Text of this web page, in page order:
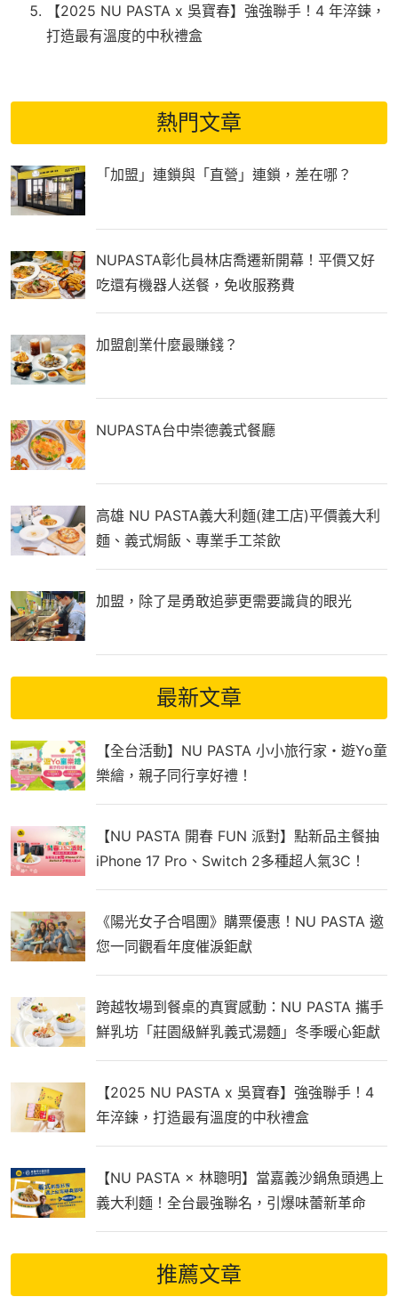
【2025 NU PASTA x 吳寶春】強強聯手！4 年淬鍊，
打造最有溫度的中秋禮盒
熱門文章
「加盟」連鎖與「直營」連鎖，差在哪？
NUPASTA彰化員林店喬遷新開幕！平價又好
吃還有機器人送餐，免收服務費
加盟創業什麼最賺錢？
NUPASTA台中崇德義式餐廳
高雄 NU PASTA義大利麵(建工店)平價義大利
麵、義式焗飯、專業手工茶飲
加盟，除了是勇敢追夢更需要識貨的眼光
最新文章
【全台活動】NU PASTA 小小旅行家・遊Yo童
樂繪，親子同行享好禮！
【NU PASTA 開春 FUN 派對】點新品主餐抽
iPhone 17 Pro、Switch 2多種超人氣3C！
《陽光女子合唱團》購票優惠！NU PASTA 邀
您一同觀看年度催淚鉅獻
跨越牧場到餐桌的真實感動：NU PASTA 攜手
鮮乳坊「莊園級鮮乳義式湯麵」冬季暖心鉅獻
【2025 NU PASTA x 吳寶春】強強聯手！4
年淬鍊，打造最有溫度的中秋禮盒
【NU PASTA × 林聰明】當嘉義沙鍋魚頭遇上
義大利麵！全台最強聯名，引爆味蕾新革命
推薦文章